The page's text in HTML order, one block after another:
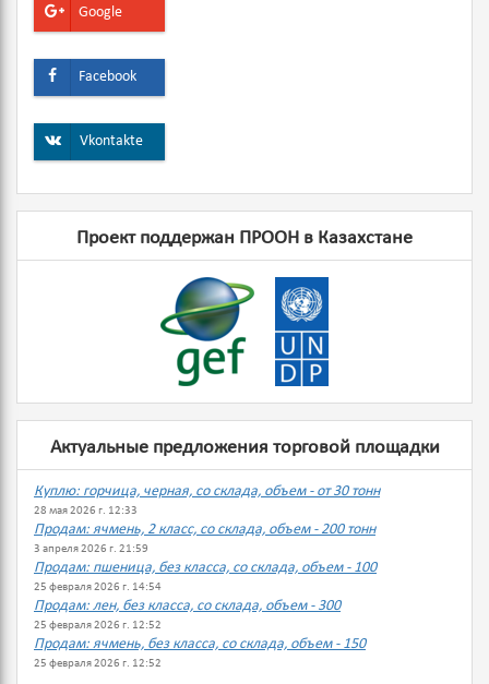
Google
Facebook
Vkontakte
Проект поддержан ПРООН в Казахстане
Актуальные предложения торговой площадки
Куплю: горчица, черная, со склада, объем - от 30 тонн
28 мая 2026 г. 12:33
Продам: ячмень, 2 класс, со склада, объем - 200 тонн
3 апреля 2026 г. 21:59
Продам: пшеница, без класса, со склада, объем - 100
25 февраля 2026 г. 14:54
Продам: лен, без класса, со склада, объем - 300
25 февраля 2026 г. 12:52
Продам: ячмень, без класса, со склада, объем - 150
25 февраля 2026 г. 12:52